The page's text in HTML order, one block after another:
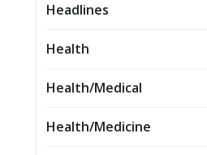
Headlines
Health
Health/Medical
Health/Medicine